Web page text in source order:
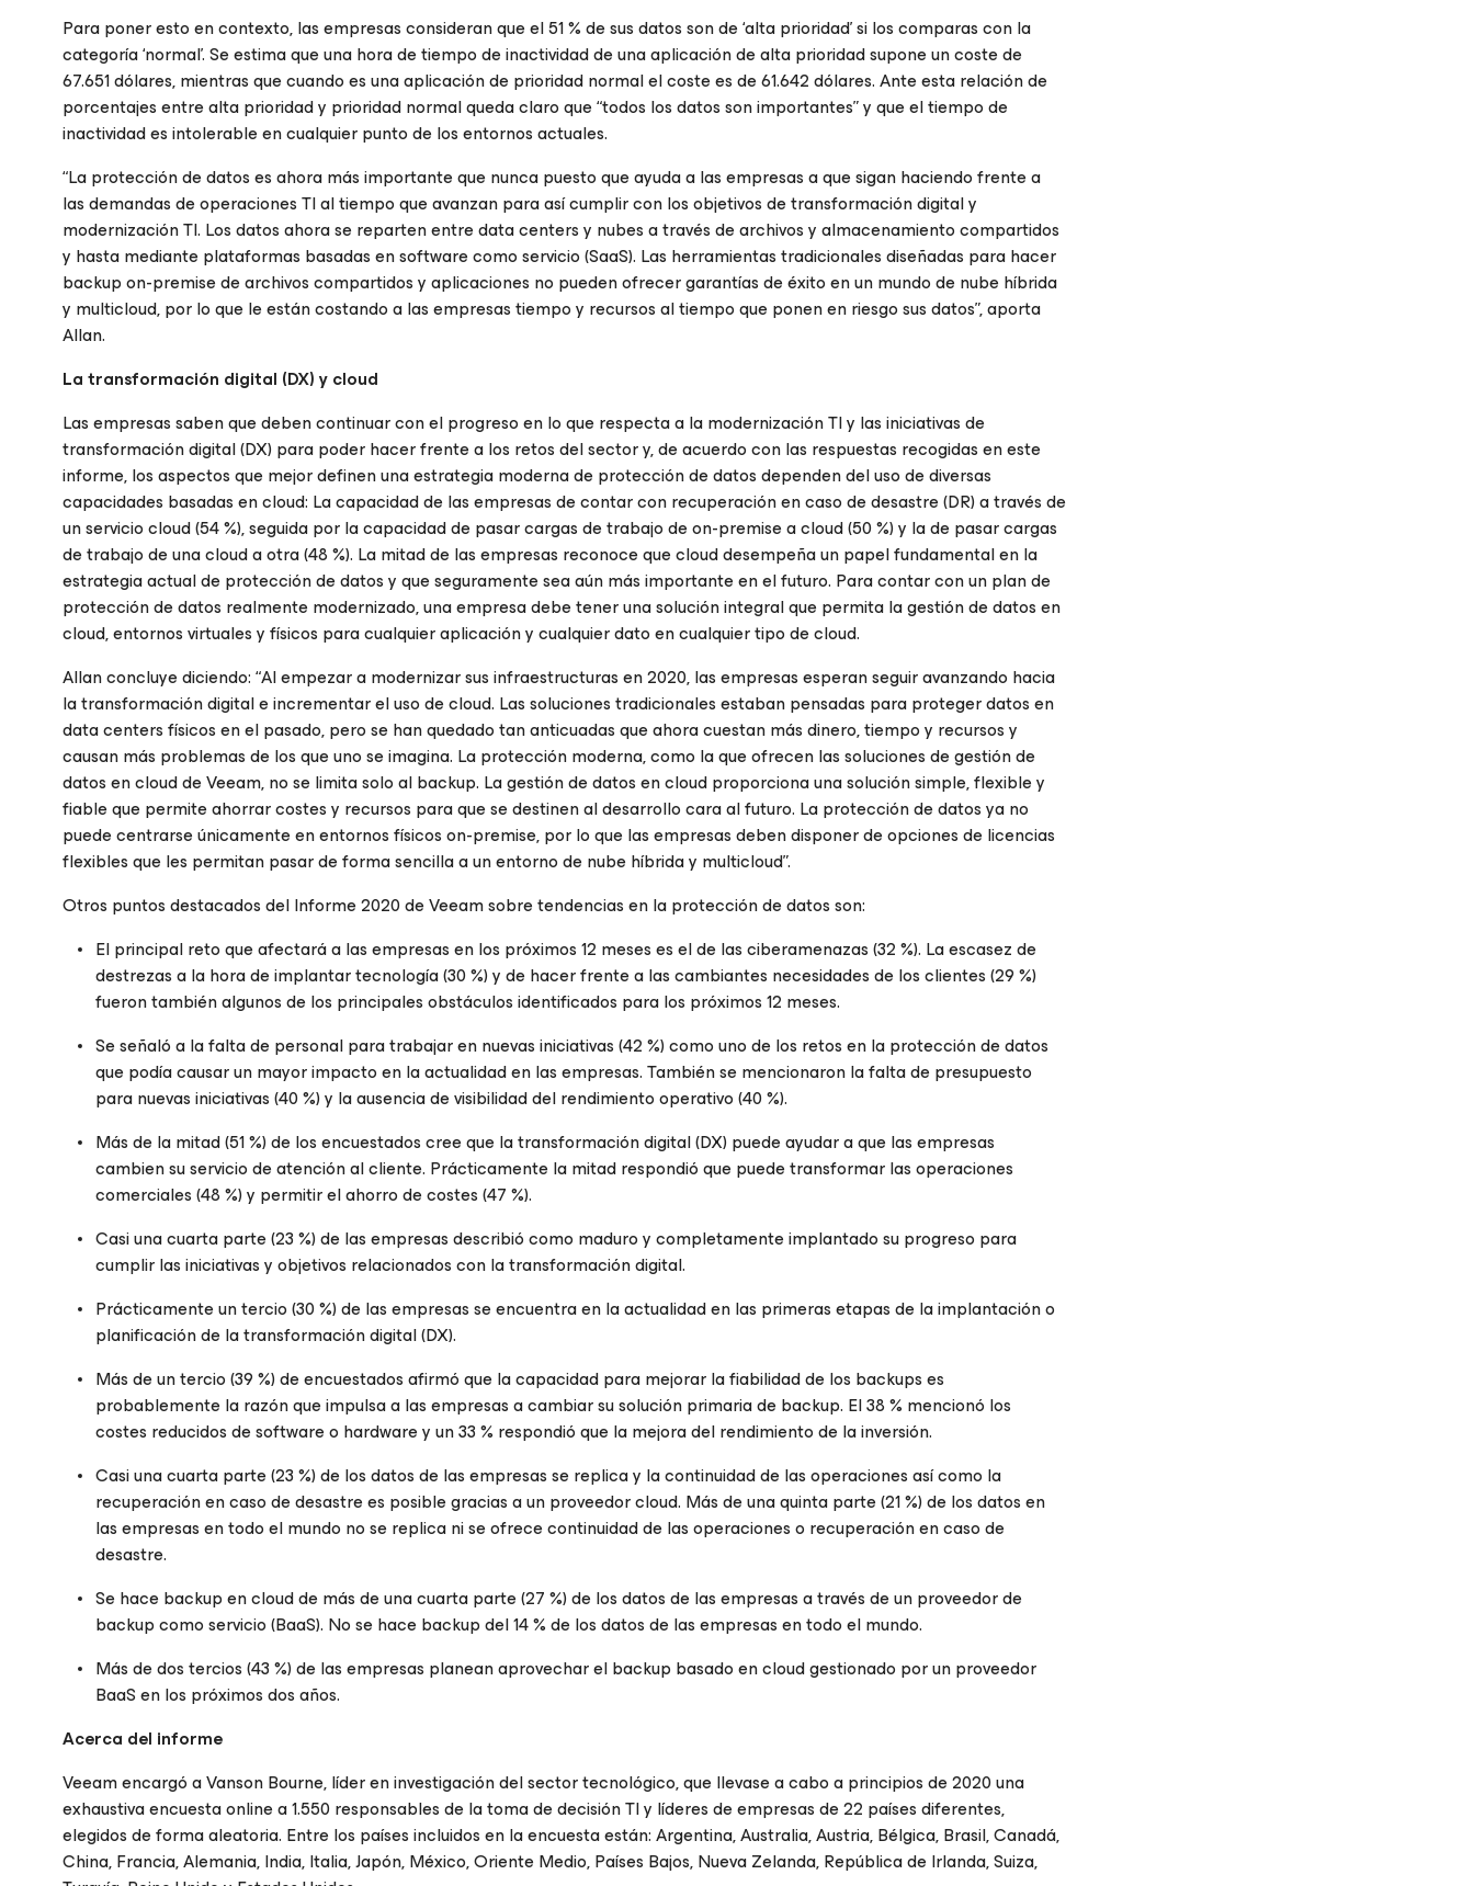
Para poner esto en contexto, las empresas consideran que el 51 % de sus datos son de ‘alta prioridad’ si los comparas con la
categoría ‘normal’. Se estima que una hora de tiempo de inactividad de una aplicación de alta prioridad supone un coste de
67.651 dólares, mientras que cuando es una aplicación de prioridad normal el coste es de 61.642 dólares. Ante esta relación de
porcentajes entre alta prioridad y prioridad normal queda claro que “todos los datos son importantes” y que el tiempo de
inactividad es intolerable en cualquier punto de los entornos actuales.
“La protección de datos es ahora más importante que nunca puesto que ayuda a las empresas a que sigan haciendo frente a
las demandas de operaciones TI al tiempo que avanzan para así cumplir con los objetivos de transformación digital y
modernización TI. Los datos ahora se reparten entre data centers y nubes a través de archivos y almacenamiento compartidos
y hasta mediante plataformas basadas en software como servicio (SaaS). Las herramientas tradicionales diseñadas para hacer
backup on-premise de archivos compartidos y aplicaciones no pueden ofrecer garantías de éxito en un mundo de nube híbrida
y multicloud, por lo que le están costando a las empresas tiempo y recursos al tiempo que ponen en riesgo sus datos”, aporta
Allan.
La transformación digital (DX) y cloud
Las empresas saben que deben continuar con el progreso en lo que respecta a la modernización TI y las iniciativas de
transformación digital (DX) para poder hacer frente a los retos del sector y, de acuerdo con las respuestas recogidas en este
informe, los aspectos que mejor definen una estrategia moderna de protección de datos dependen del uso de diversas
capacidades basadas en cloud: La capacidad de las empresas de contar con recuperación en caso de desastre (DR) a través de
un servicio cloud (54 %), seguida por la capacidad de pasar cargas de trabajo de on-premise a cloud (50 %) y la de pasar cargas
de trabajo de una cloud a otra (48 %). La mitad de las empresas reconoce que cloud desempeña un papel fundamental en la
estrategia actual de protección de datos y que seguramente sea aún más importante en el futuro. Para contar con un plan de
protección de datos realmente modernizado, una empresa debe tener una solución integral que permita la gestión de datos en
cloud, entornos virtuales y físicos para cualquier aplicación y cualquier dato en cualquier tipo de cloud.
Allan concluye diciendo: “Al empezar a modernizar sus infraestructuras en 2020, las empresas esperan seguir avanzando hacia
la transformación digital e incrementar el uso de cloud. Las soluciones tradicionales estaban pensadas para proteger datos en
data centers físicos en el pasado, pero se han quedado tan anticuadas que ahora cuestan más dinero, tiempo y recursos y
causan más problemas de los que uno se imagina. La protección moderna, como la que ofrecen las soluciones de gestión de
datos en cloud de Veeam, no se limita solo al backup. La gestión de datos en cloud proporciona una solución simple, flexible y
fiable que permite ahorrar costes y recursos para que se destinen al desarrollo cara al futuro. La protección de datos ya no
puede centrarse únicamente en entornos físicos on-premise, por lo que las empresas deben disponer de opciones de licencias
flexibles que les permitan pasar de forma sencilla a un entorno de nube híbrida y multicloud”.
Otros puntos destacados del Informe 2020 de Veeam sobre tendencias en la protección de datos son:
El principal reto que afectará a las empresas en los próximos 12 meses es el de las ciberamenazas (32 %). La escasez de
destrezas a la hora de implantar tecnología (30 %) y de hacer frente a las cambiantes necesidades de los clientes (29 %)
fueron también algunos de los principales obstáculos identificados para los próximos 12 meses.
Se señaló a la falta de personal para trabajar en nuevas iniciativas (42 %) como uno de los retos en la protección de datos
que podía causar un mayor impacto en la actualidad en las empresas. También se mencionaron la falta de presupuesto
para nuevas iniciativas (40 %) y la ausencia de visibilidad del rendimiento operativo (40 %).
Más de la mitad (51 %) de los encuestados cree que la transformación digital (DX) puede ayudar a que las empresas
cambien su servicio de atención al cliente. Prácticamente la mitad respondió que puede transformar las operaciones
comerciales (48 %) y permitir el ahorro de costes (47 %).
Casi una cuarta parte (23 %) de las empresas describió como maduro y completamente implantado su progreso para
cumplir las iniciativas y objetivos relacionados con la transformación digital.
Prácticamente un tercio (30 %) de las empresas se encuentra en la actualidad en las primeras etapas de la implantación o
planificación de la transformación digital (DX).
Más de un tercio (39 %) de encuestados afirmó que la capacidad para mejorar la fiabilidad de los backups es
probablemente la razón que impulsa a las empresas a cambiar su solución primaria de backup. El 38 % mencionó los
costes reducidos de software o hardware y un 33 % respondió que la mejora del rendimiento de la inversión.
Casi una cuarta parte (23 %) de los datos de las empresas se replica y la continuidad de las operaciones así como la
recuperación en caso de desastre es posible gracias a un proveedor cloud. Más de una quinta parte (21 %) de los datos en
las empresas en todo el mundo no se replica ni se ofrece continuidad de las operaciones o recuperación en caso de
desastre.
Se hace backup en cloud de más de una cuarta parte (27 %) de los datos de las empresas a través de un proveedor de
backup como servicio (BaaS). No se hace backup del 14 % de los datos de las empresas en todo el mundo.
Más de dos tercios (43 %) de las empresas planean aprovechar el backup basado en cloud gestionado por un proveedor
BaaS en los próximos dos años.
Acerca del informe
Veeam encargó a Vanson Bourne, líder en investigación del sector tecnológico, que llevase a cabo a principios de 2020 una
exhaustiva encuesta online a 1.550 responsables de la toma de decisión TI y líderes de empresas de 22 países diferentes,
elegidos de forma aleatoria. Entre los países incluidos en la encuesta están: Argentina, Australia, Austria, Bélgica, Brasil, Canadá,
China, Francia, Alemania, India, Italia, Japón, México, Oriente Medio, Países Bajos, Nueva Zelanda, República de Irlanda, Suiza,